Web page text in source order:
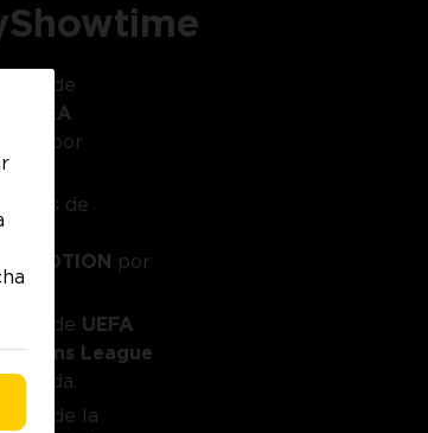
de
EA
por
de
por
de UEFA
League
jornada.
de la